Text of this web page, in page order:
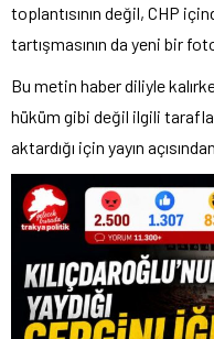
toplantısının değil, CHP
tartışmasının da yeni bir
Bu metin haber diliyle
hüküm gibi değil ilgili
aktardığı için yayın